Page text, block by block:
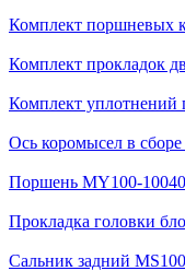
Комплект поршневых
Комплект прокладок
Комплект уплотнений
Ось коромысел в
Поршень MY100-
Прокладка головки
Сальник задний